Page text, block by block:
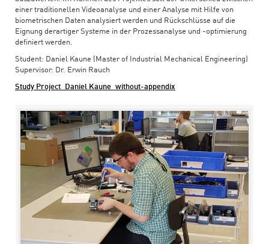
einer traditionellen Videoanalyse und einer Analyse mit Hilfe von
biometrischen Daten analysiert werden und Rückschlüsse auf die
Eignung derartiger Systeme in der Prozessanalyse und -optimierung
definiert werden.
Student: Daniel Kaune (Master of Industrial Mechanical Engineering)
Supervisor: Dr. Erwin Rauch
Study Project_Daniel Kaune_without-appendix